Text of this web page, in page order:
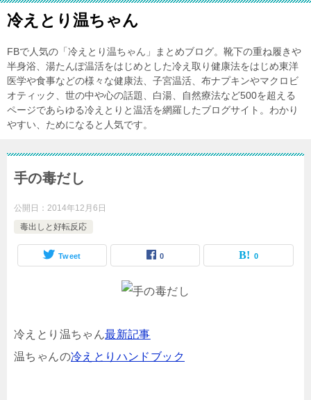
冷えとり温ちゃん
FBで人気の「冷えとり温ちゃん」まとめブログ。靴下の重ね履きや
半身浴、湯たんぽ温活をはじめとした冷え取り健康法をはじめ東洋
医学や食事などの様々な健康法、子宮温活、布ナプキンやマクロビ
オティック、世の中や心の話題、白湯、自然療法など500を超える
ページであらゆる冷えとりと温活を網羅したブログサイト。わかり
やすい、ためになると人気です。
手の毒だし
公開日： 2014年12月6日
毒出しと好転反応
Tweet 0 0
冷えとり温ちゃん最新記事
温ちゃんの冷えとりハンドブック